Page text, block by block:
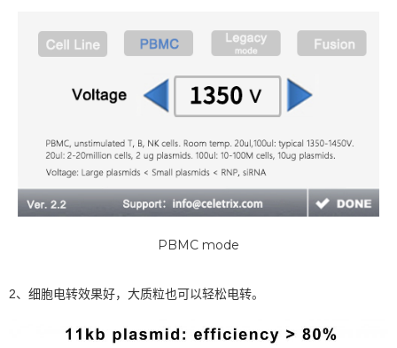
PBMC mode
2、细胞电转效果好，大质粒也可以轻松电转。